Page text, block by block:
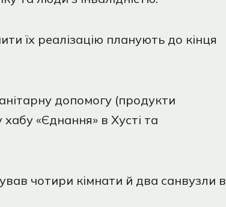
їх реалізацію планують до кінця
допомогу (продукти
«Єднання» в Хусті та
чотири кімнати й два санвузли в